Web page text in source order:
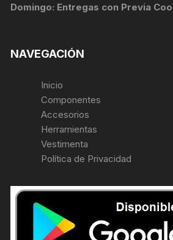
Domingo: Entregas con Previa
NAVEGACIÓN
Inicio
Componentes
Accesorios
Herramientas
Vestimenta
Política de Privacidad